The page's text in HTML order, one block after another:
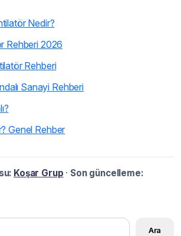
Nedir?
Rehberi 2026
Rehberi
Sanayi Rehberi
Genel Rehber
Koşar Grup · Son güncelleme:
Ara